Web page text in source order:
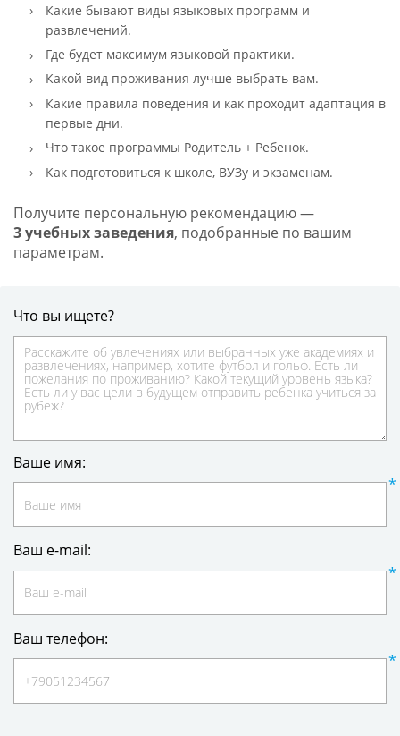
Какие бывают виды языковых программ и
развлечений.
Где будет максимум языковой практики.
Какой вид проживания лучше выбрать вам.
Какие правила поведения и как проходит адаптация в
первые дни.
Что такое программы Родитель + Ребенок.
Как подготовиться к школе, ВУЗу и экзаменам.
Получите персональную рекомендацию —
3 учебных заведения, подобранные по вашим
параметрам.
Что вы ищете?
Ваше имя:
Ваш e-mail:
Ваш телефон: